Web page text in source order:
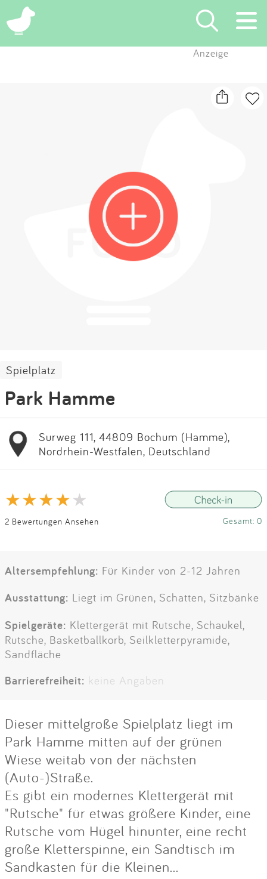
×
Blog
Partner
Kontakt
Impressum
Anzeige
Spielplatz
Park Hamme
Surweg 111, 44809 Bochum (Hamme),
Nordrhein-Westfalen, Deutschland
2 Bewertungen Ansehen Gesamt: 0
Altersempfehlung: Für Kinder von 2-12 Jahren
Ausstattung: Liegt im Grünen, Schatten, Sitzbänke
Spielgeräte: Klettergerät mit Rutsche, Schaukel,
Rutsche, Basketballkorb, Seilkletterpyramide,
Sandfläche
Barrierefreiheit: keine Angaben
Dieser mittelgroße Spielplatz liegt im
Park Hamme mitten auf der grünen
Wiese weitab von der nächsten
(Auto-)Straße.
Es gibt ein modernes Klettergerät mit
"Rutsche" für etwas größere Kinder, eine
Rutsche vom Hügel hinunter, eine recht
große Kletterspinne, ein Sandtisch im
Sandkasten für die Kleinen...